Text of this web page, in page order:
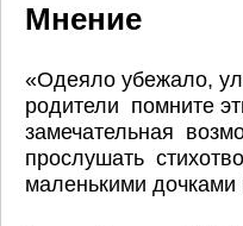
Мнение
«Одеяло убежало,
родители помните
замечательная
прослушать
маленькими дочками